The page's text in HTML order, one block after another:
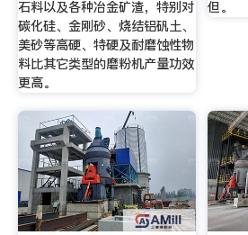
石料以及各种冶金矿渣，特别对
碳化硅、金刚砂、烧结铝矾土、
美砂等高硬、特硬及耐磨蚀性物
料比其它类型的磨粉机产量功效
更高。
但。